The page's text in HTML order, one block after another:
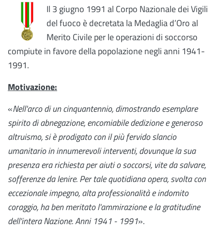
Il 3 giugno 1991 al Corpo Nazionale dei Vigili
del fuoco è decretata la Medaglia d’Oro al
Merito Civile per le operazioni di soccorso
compiute in favore della popolazione negli anni 1941-
1991.
Motivazione:
«Nell'arco di un cinquantennio, dimostrando esemplare
spirito di abnegazione, encomiabile dedizione e generoso
altruismo, si è prodigato con il più fervido slancio
umanitario in innumerevoli interventi, dovunque la sua
presenza era richiesta per aiuti o soccorsi, vite da salvare,
sofferenze da lenire. Per tale quotidiana opera, svolta con
eccezionale impegno, alta professionalità e indomito
coraggio, ha ben meritato l'ammirazione e la gratitudine
dell'intera Nazione. Anni 1941 - 1991».